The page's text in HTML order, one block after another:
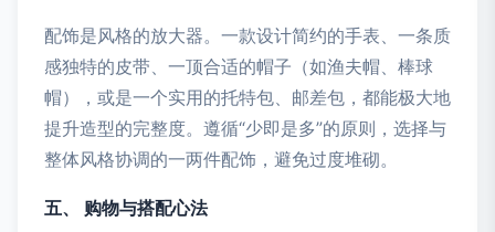
配饰是风格的放大器。一款设计简约的手表、一条质
感独特的皮带、一顶合适的帽子（如渔夫帽、棒球
帽），或是一个实用的托特包、邮差包，都能极大地
提升造型的完整度。遵循“少即是多”的原则，选择与
整体风格协调的一两件配饰，避免过度堆砌。
五、 购物与搭配心法